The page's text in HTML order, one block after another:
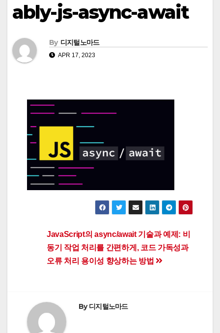
ably-js-async-await
By 디지털노마드
APR 17, 2023
Post
navigation
JavaScript의 async/await 기술과 예제: 비
동기 작업 처리를 간편하게, 코드 가독성과
오류 처리 용이성 향상하는 방법
By디지털노마드